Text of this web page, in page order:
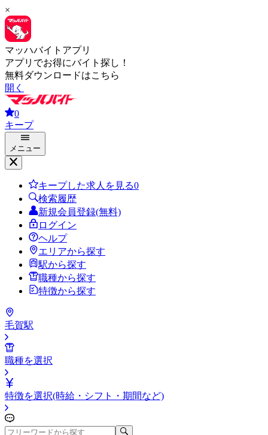
×
マッハバイトアプリ
アプリでお得にバイト探し！
無料ダウンロードはこちら
開く
0
キープ
メニュー
キープした求人を見る0
検索履歴
新規会員登録(無料)
ログイン
ヘルプ
エリアから探す
駅から探す
職種から探す
特徴から探す
毛賀駅
職種を選択
特徴を選択(時給・シフト・期間など)